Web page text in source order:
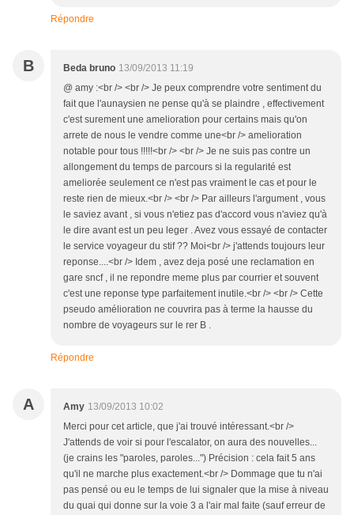
Répondre
B Beda bruno 13/09/2013 11:19
@ amy :<br /> <br /> Je peux comprendre votre sentiment du
fait que l'aunaysien ne pense qu'à se plaindre , effectivement
c'est surement une amelioration pour certains mais qu'on
arrete de nous le vendre comme une<br /> amelioration
notable pour tous !!!!!<br /> <br /> Je ne suis pas contre un
allongement du temps de parcours si la regularité est
ameliorée seulement ce n'est pas vraiment le cas et pour le
reste rien de mieux.<br /> <br /> Par ailleurs l'argument , vous
le saviez avant , si vous n'etiez pas d'accord vous n'aviez qu'à
le dire avant est un peu leger . Avez vous essayé de contacter
le service voyageur du stif ?? Moi<br /> j'attends toujours leur
reponse....<br /> Idem , avez deja posé une reclamation en
gare sncf , il ne repondre meme plus par courrier et souvent
c'est une reponse type parfaitement inutile.<br /> <br /> Cette
pseudo amélioration ne couvrira pas à terme la hausse du
nombre de voyageurs sur le rer B .
Répondre
A Amy 13/09/2013 10:02
Merci pour cet article, que j'ai trouvé intéressant.<br />
J'attends de voir si pour l'escalator, on aura des nouvelles...
(je crains les "paroles, paroles...") Précision : cela fait 5 ans
qu'il ne marche plus exactement.<br /> Dommage que tu n'ai
pas pensé ou eu le temps de lui signaler que la mise à niveau
du quai qui donne sur la voie 3 a l'air mal faite (sauf erreur de